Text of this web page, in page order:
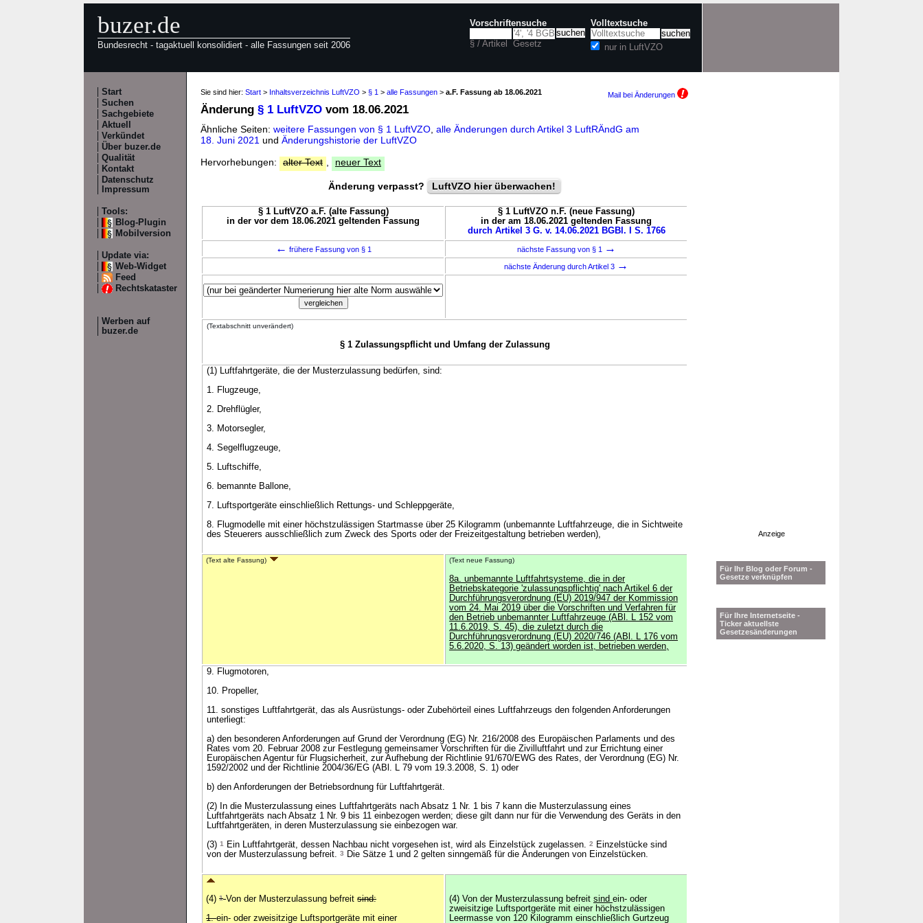
buzer.de
Bundesrecht - tagaktuell konsolidiert - alle Fassungen seit 2006
Vorschriftensuche
§ / Artikel Gesetz
Volltextsuche
nur in LuftVZO
Start
Suchen
Sachgebiete
Aktuell
Verkündet
Über buzer.de
Qualität
Kontakt
Datenschutz
Impressum
Tools:
Blog-Plugin
Mobilversion
Update via:
Web-Widget
Feed
Rechtskataster
Werben auf
buzer.de
Sie sind hier: Start > Inhaltsverzeichnis LuftVZO > § 1 > alle Fassungen > a.F. Fassung ab 18.06.2021 Mail bei Änderungen
Änderung § 1 LuftVZO vom 18.06.2021
Ähnliche Seiten: weitere Fassungen von § 1 LuftVZO alle Änderungen durch Artikel 3 LuftRÄndG am
18. Juni 2021 und Änderungshistorie der LuftVZO
Hervorhebungen:
alter Text neuer Text
Änderung verpasst? LuftVZO hier überwachen!
§ 1 LuftVZO a.F. (alte Fassung)
in der vor dem 18.06.2021 geltenden Fassung
§ 1 LuftVZO n.F. (neue Fassung)
in der am 18.06.2021 geltenden Fassung
durch Artikel 3 G. v. 14.06.2021 BGBl. I S. 1766
← frühere Fassung von § 1 nächste Fassung von § 1 →
nächste Änderung durch Artikel 3 →
(Textabschnitt unverändert)
§ 1 Zulassungspflicht und Umfang der Zulassung
(1) Luftfahrtgeräte, die der Musterzulassung bedürfen, sind:
1. Flugzeuge,
2. Drehflügler,
3. Motorsegler,
4. Segelflugzeuge,
5. Luftschiffe,
6. bemannte Ballone,
7. Luftsportgeräte einschließlich Rettungs- und Schleppgeräte,
8. Flugmodelle mit einer höchstzulässigen Startmasse über 25 Kilogramm (unbemannte Luftfahrzeuge, die in Sichtweite
des Steuerers ausschließlich zum Zweck des Sports oder der Freizeitgestaltung betrieben werden),
(Text alte Fassung) (Text neue Fassung)
8a. unbemannte Luftfahrtsysteme, die in der
Betriebskategorie 'zulassungspflichtig' nach Artikel 6 der
Durchführungsverordnung (EU) 2019/947 der Kommission
vom 24. Mai 2019 über die Vorschriften und Verfahren für
den Betrieb unbemannter Luftfahrzeuge (ABl. L 152 vom
11.6.2019, S. 45), die zuletzt durch die
Durchführungsverordnung (EU) 2020/746 (ABl. L 176 vom
5.6.2020, S. 13) geändert worden ist, betrieben werden,
9. Flugmotoren,
10. Propeller,
11. sonstiges Luftfahrtgerät, das als Ausrüstungs- oder Zubehörteil eines Luftfahrzeugs den folgenden Anforderungen
unterliegt:
a) den besonderen Anforderungen auf Grund der Verordnung (EG) Nr. 216/2008 des Europäischen Parlaments und des
Rates vom 20. Februar 2008 zur Festlegung gemeinsamer Vorschriften für die Zivilluftfahrt und zur Errichtung einer
Europäischen Agentur für Flugsicherheit, zur Aufhebung der Richtlinie 91/670/EWG des Rates, der Verordnung (EG) Nr.
1592/2002 und der Richtlinie 2004/36/EG (ABl. L 79 vom 19.3.2008, S. 1) oder
b) den Anforderungen der Betriebsordnung für Luftfahrtgerät.
(2) In die Musterzulassung eines Luftfahrtgeräts nach Absatz 1 Nr. 1 bis 7 kann die Musterzulassung eines
Luftfahrtgeräts nach Absatz 1 Nr. 9 bis 11 einbezogen werden; diese gilt dann nur für die Verwendung des Geräts in den
Luftfahrtgeräten, in deren Musterzulassung sie einbezogen war.
(3) 1 Ein Luftfahrtgerät, dessen Nachbau nicht vorgesehen ist, wird als Einzelstück zugelassen. 2
Einzelstücke sind
von der Musterzulassung befreit. 3 Die Sätze 1 und 2 gelten sinngemäß für die Änderungen von Einzelstücken.
(4) 1 Von der Musterzulassung befreit sind:
1.ein- oder zweisitzige Luftsportgeräte mit einer
(4) Von der Musterzulassung befreit sind ein- oder
zweisitzige Luftsportgeräte mit einer höchstzulässigen
Leermasse von 120 Kilogramm einschließlich Gurtzeug
Anzeige
Für Ihr Blog oder Forum -
Gesetze verknüpfen
Für Ihre Internetseite -
Ticker aktuellste
Gesetzesänderungen